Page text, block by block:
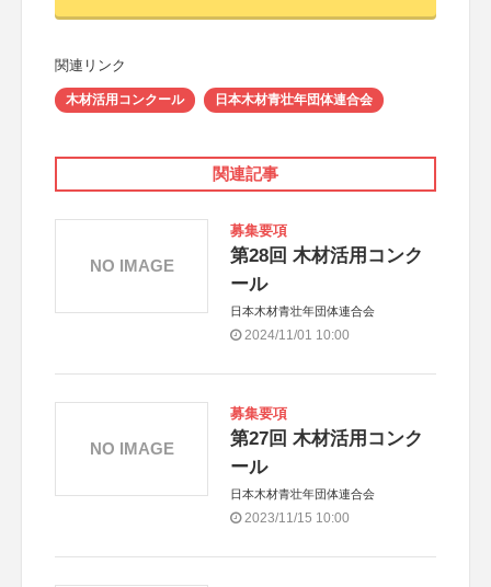
関連リンク
木材活用コンクール 日本木材青壮年団体連合会
関連記事
募集要項
第28回 木材活用コンク
ール
日本木材青壮年団体連合会
2024/11/01 10:00
NO IMAGE
募集要項
第27回 木材活用コンク
ール
日本木材青壮年団体連合会
2023/11/15 10:00
NO IMAGE